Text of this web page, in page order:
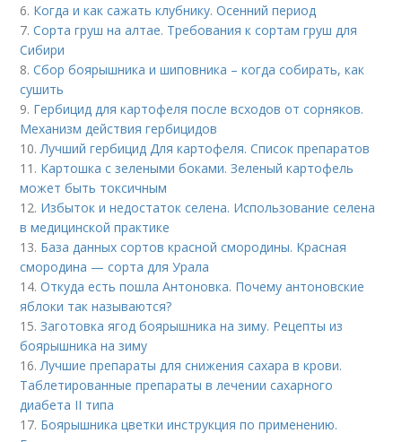
6. Когда и как сажать клубнику. Осенний период
7.Сорта груш на алтае. Требования к сортам груш для
Сибири
8.Сбор боярышника и шиповника – когда собирать, как
сушить
9. Гербицид для картофеля после всходов от сорняков.
Механизм действия гербицидов
10. Лучший гербицид Для картофеля. Список препаратов
11. Картошка с зелеными боками. Зеленый картофель
может быть токсичным
12. Избыток и недостаток селена. Использование селена
в медицинской практике
13. База данных сортов красной смородины. Красная
смородина — сорта для Урала
14.Откуда есть пошла Антоновка. Почему антоновские
яблоки так называются?
15.Заготовка ягод боярышника на зиму. Рецепты из
боярышника на зиму
16. Лучшие препараты для снижения сахара в крови.
Таблетированные препараты в лечении сахарного
диабета II типа
17. Боярышника цветки инструкция по применению.